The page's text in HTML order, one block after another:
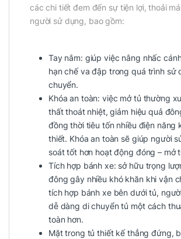
các chi tiết đem đến sự tiện lợi, thoải
người sử dụng, bao gồm:
Tay nắm: giúp việc nâng nhấc
hạn chế va đập trong quá trình sử
chuyển.
Khóa an toàn: việc mở tủ thường
thất thoát nhiệt, giảm hiệu quả
đồng thời tiêu tốn nhiều điện năng
thiết. Khóa an toàn sẽ giúp người
soát tốt hơn hoạt động đóng – mở
Tích hợp bánh xe: sở hữu trọng
đông gây nhiều khó khăn khi vận
tích hợp bánh xe bên dưới tủ,
dễ dàng di chuyển tủ một cách
toàn hơn.
Mặt trong tủ thiết kế thẳng đứng,